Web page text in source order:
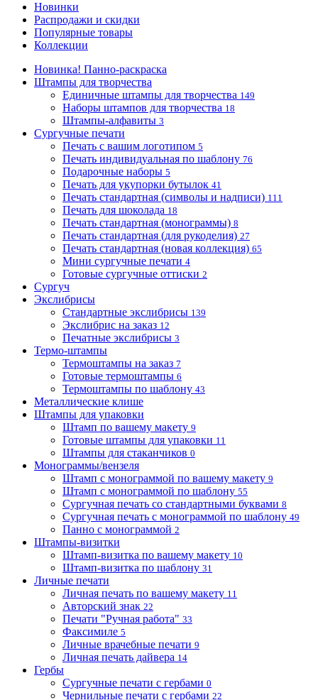
Новинки
Распродажи и скидки
Популярные товары
Коллекции
Новинка! Панно-раскраска
Штампы для творчества
Единичные штампы для творчества 149
Наборы штампов для творчества 18
Штампы-алфавиты 3
Сургучные печати
Печать с вашим логотипом 5
Печать индивидуальная по шаблону 76
Подарочные наборы 5
Печать для укупорки бутылок 41
Печать стандартная (символы и надписи) 111
Печать для шоколада 18
Печать стандартная (монограммы) 8
Печать стандартная (для рукоделия) 27
Печать стандартная (новая коллекция) 65
Мини сургучные печати 4
Готовые сургучные оттиски 2
Сургуч
Экслибрисы
Стандартные экслибрисы 139
Экслибрис на заказ 12
Печатные экслибрисы 3
Термо-штампы
Термоштампы на заказ 7
Готовые термоштампы 6
Термоштампы по шаблону 43
Металлические клише
Штампы для упаковки
Штамп по вашему макету 9
Готовые штампы для упаковки 11
Штампы для стаканчиков 0
Монограммы/вензеля
Штамп с монограммой по вашему макету 9
Штамп с монограммой по шаблону 55
Сургучная печать со стандартными буквами 8
Сургучная печать с монограммой по шаблону 49
Панно с монограммой 2
Штампы-визитки
Штамп-визитка по вашему макету 10
Штамп-визитка по шаблону 31
Личные печати
Личная печать по вашему макету 11
Авторский знак 22
Печати "Ручная работа" 33
Факсимиле 5
Личные врачебные печати 9
Личная печать дайвера 14
Гербы
Сургучные печати с гербами 0
Чернильные печати с гербами 22